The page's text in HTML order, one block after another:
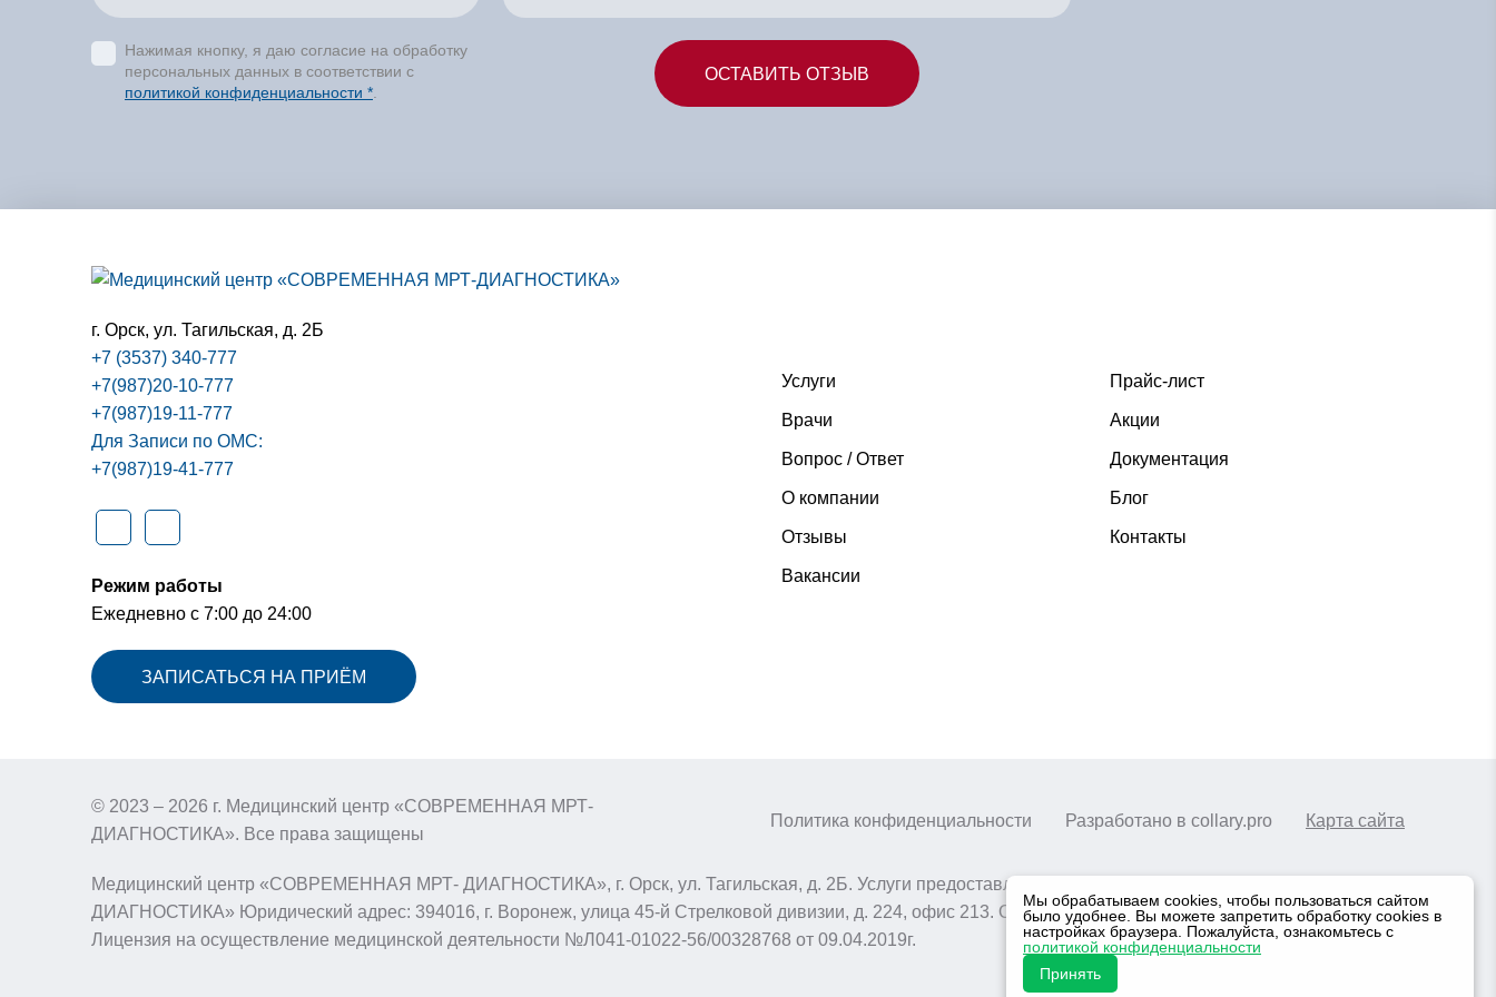
Нажимая кнопку, я даю согласие на обработку
персональных данных в соответствии с
политикой конфиденциальности *
г. Орск, ул. Тагильская, д. 2Б
+7 (3537) 340-777
+7(987)20-10-777
+7(987)19-11-777
Для Записи по ОМС:
+7(987)19-41-777
Режим работы
Ежедневно с 7:00 до 24:00
ЗАПИСАТЬСЯ НА ПРИЁМ
Услуги Прайс-лист
Врачи Акции
Вопрос / Ответ Документация
О компании Блог
Отзывы Контакты
Вакансии
© 2023 – 2026 г. Медицинский центр «СОВРЕМЕННАЯ МРТ-
ДИАГНОСТИКА». Все права защищены
Политика конфиденциальности Разработано в collary.pro Карта сайта
Медицинский центр «СОВРЕМЕННАЯ МРТ- ДИАГНОСТИКА», г. Орск, ул. Тагильская, д. 2Б. Услуги предоставляются ООО «СОВРЕМЕННАЯ МРТ-
ДИАГНОСТИКА» Юридический адрес: 394016, г. Воронеж, улица 45-й Стрелковой дивизии, д. 224, офис 213. ОГРН 1143668017789, ИНН 3662201868
Лицензия на осуществление медицинской деятельности №Л041-01022-56/00328768 от 09.04.2019г.
Мы обрабатываем cookies, чтобы пользоваться сайтом
было удобнее. Вы можете запретить обработку cookies в
настройках браузера. Пожалуйста, ознакомьтесь с
политикой конфиденциальности
Принять